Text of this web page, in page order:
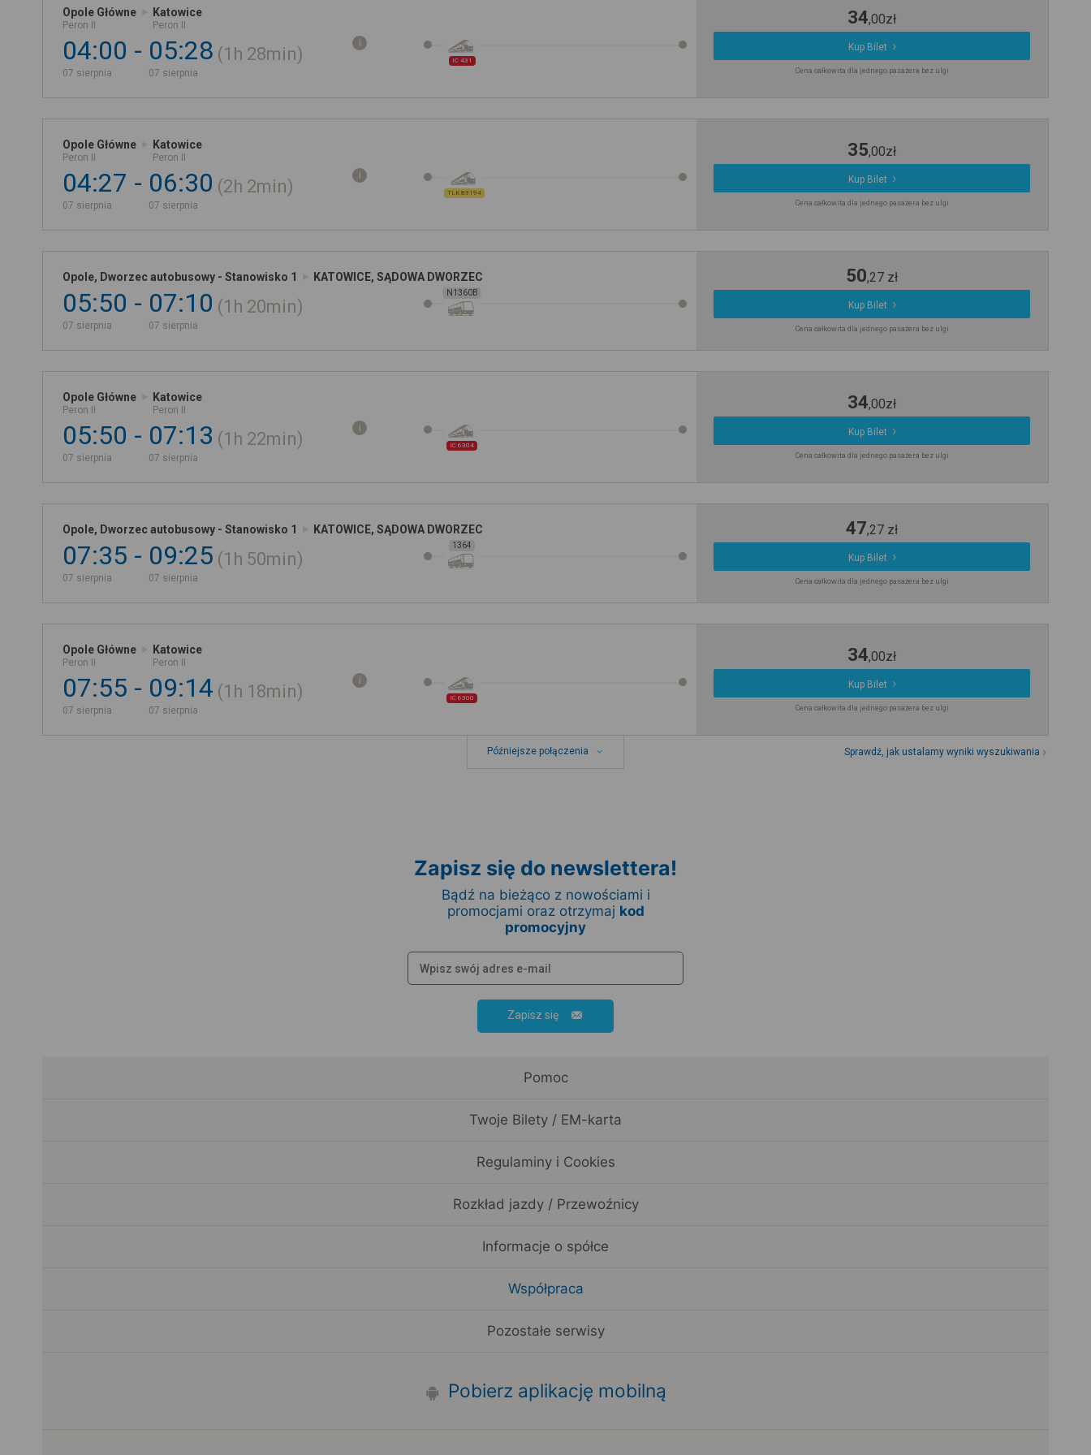
Opole Główne
Peron II
Katowice
Peron II
04:00
07 sierpnia
05:28
07 sierpnia
1h 28min IC 431
34,00zł
Kup Bilet
Cena całkowita dla jednego pasażera bez ulgi
Opole Główne
Peron II
Katowice
Peron II
04:27
07 sierpnia
06:30
07 sierpnia
2h 2min TLK 83194
35,00zł
Kup Bilet
Cena całkowita dla jednego pasażera bez ulgi
Opole, Dworzec autobusowy - Stanowisko 1 KATOWICE, SĄDOWA DWORZEC
05:50
07 sierpnia
07:10
07 sierpnia
1h 20min
N1360B
50,27 zł
Kup Bilet
Cena całkowita dla jednego pasażera bez ulgi
Opole Główne
Peron II
Katowice
Peron II
05:50
07 sierpnia
07:13
07 sierpnia
1h 22min IC 6304
34,00zł
Kup Bilet
Cena całkowita dla jednego pasażera bez ulgi
Opole, Dworzec autobusowy - Stanowisko 1 KATOWICE, SĄDOWA DWORZEC
07:35
07 sierpnia
09:25
07 sierpnia
1h 50min
1364
47,27 zł
Kup Bilet
Cena całkowita dla jednego pasażera bez ulgi
Opole Główne
Peron II
Katowice
Peron II
07:55
07 sierpnia
09:14
07 sierpnia
1h 18min IC 6300
34,00zł
Kup Bilet
Cena całkowita dla jednego pasażera bez ulgi
Późniejsze połączenia Sprawdź, jak ustalamy wyniki wyszukiwania
Zapisz się do newslettera!
Bądź na bieżąco z nowościami i
promocjami oraz otrzymaj kod
promocyjny
Zapisz się
Pomoc
Twoje Bilety / EM-karta
Regulaminy i Cookies
Rozkład jazdy / Przewoźnicy
Informacje o spółce
Współpraca
Pozostałe serwisy
Pobierz aplikację mobilną